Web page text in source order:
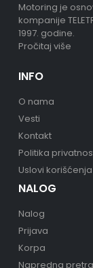
Motoring je
kompanije
1997. godine.
Pročitaj više
INFO
O nama
Vesti
Kontakt
Politika
Uslovi korišćenja
NALOG
Nalog
Prijava
Korpa
Napredna